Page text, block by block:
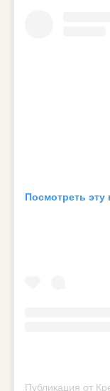
Посмотреть